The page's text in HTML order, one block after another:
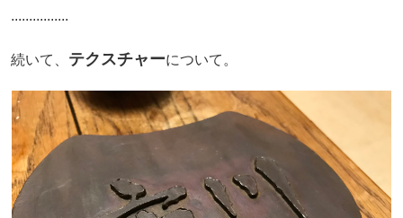
................
続いて、 テクスチャーについて。